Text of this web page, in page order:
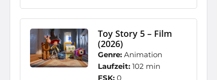
Toy Story 5 – Film
(2026)
Genre: Animation
Laufzeit: 102 min
FSK: 0